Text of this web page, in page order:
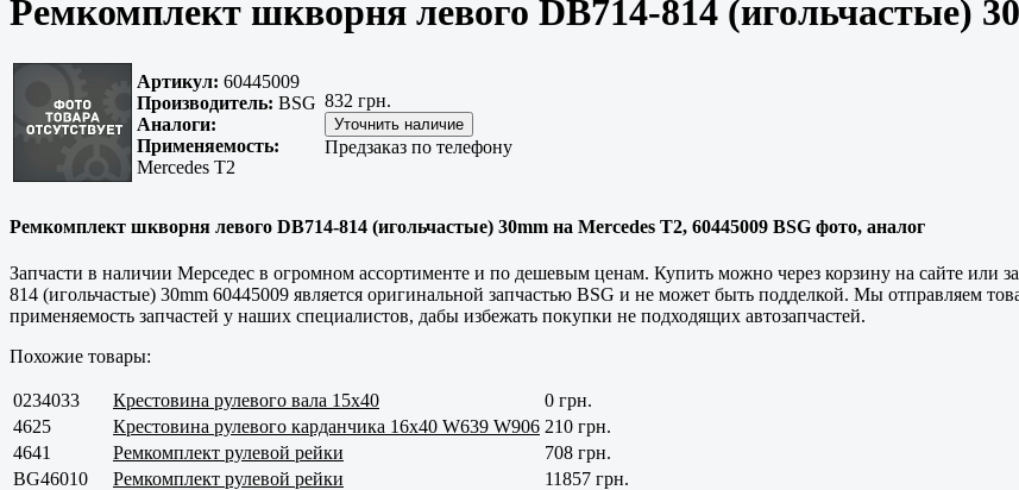
Ремкомплект шкворня левого DB714-814 (игольчастые)
Артикул: 60445009
Производитель: BSG
Аналоги:
Применяемость:
Mercedes T2
832 грн.
Предзаказ по телефону
Ремкомплект шкворня левого DB714-814 (игольчастые) 30mm на Mercedes T2, 60445009 BSG фото, аналог
Запчасти в наличии Мерседес в огромном ассортименте и по дешевым ценам. Купить можно через корзину на сайте или
814 (игольчастые) 30mm 60445009 является оригинальной запчастью BSG и не может быть подделкой. Мы отправляем
применяемость запчастей у наших специалистов, дабы избежать покупки не подходящих автозапчастей.
Похожие товары:
0234033 Крестовина рулевого вала 15x40
0 грн.
4625
Крестовина рулевого карданчика 16x40 W639 W906 210 грн.
4641
Ремкомплект рулевой рейки
708 грн.
BG46010
Ремкомплект рулевой рейки
11857 грн.